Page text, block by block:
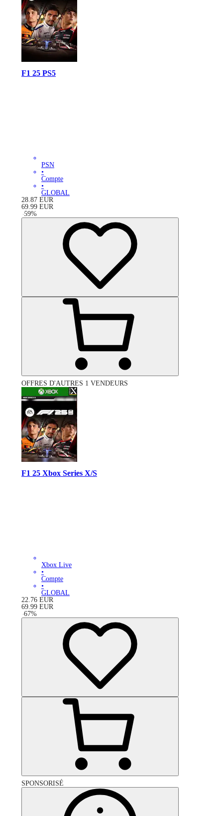
F1 25 PS5
PSN
•
Compte
•
GLOBAL
28.87 EUR
69.99 EUR
-59%
OFFRES D'AUTRES 1 VENDEURS
F1 25 Xbox Series X/S
Xbox Live
•
Compte
•
GLOBAL
22.76 EUR
69.99 EUR
-67%
SPONSORISÉ